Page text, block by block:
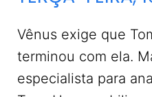
Vênus exige que
terminou com ela.
especialista para